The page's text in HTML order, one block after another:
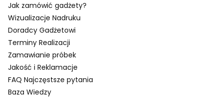
Jak zamówić gadżety?
Wizualizacje Nadruku
Doradcy Gadżetowi
Terminy Realizacji
Zamawianie próbek
Jakość i Reklamacje
FAQ Najczęstsze pytania
Baza Wiedzy